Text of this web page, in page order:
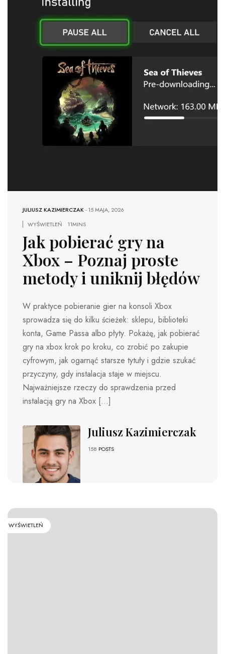
JULIUSZ KAZIMIERCZAK-15 MAJA, 2026
WYŚWIETLEŃ
11MINS
Jak pobierać gry na
Xbox – Poznaj proste
metody i uniknij błędów
W praktyce pobieranie gier na konsoli Xbox
sprowadza się do kilku ścieżek: sklepu, biblioteki
konta, Game Passa albo płyty. Pokażę, jak pobierać
gry na xbox krok po kroku, co zrobić po zakupie
cyfrowym, jak ogarnąć starsze tytuły i gdzie szukać
przyczyny, gdy instalacja staje w miejscu.
Najważniejsze rzeczy do sprawdzenia przed
instalacją gry na Xbox […]
Juliusz Kazimierczak
158 POSTS
WYŚWIETLEŃ